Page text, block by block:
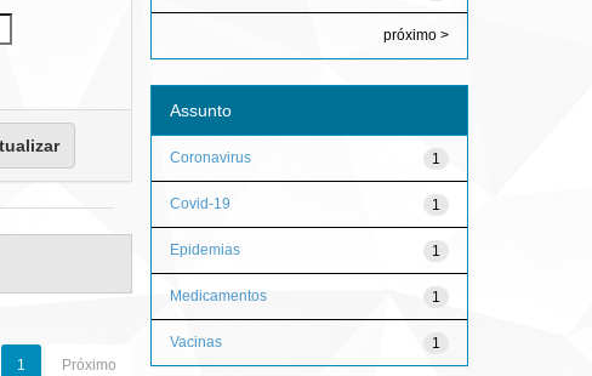
1 Próximo
próximo >
Assunto
1
Coronavirus
1
Covid-19
1
Epidemias
1
Medicamentos
1
Vacinas